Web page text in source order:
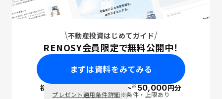
不動産投資はじめてガイド
RENOSY会員限定で無料公開中！
まずは資料をみてみる
初回面談で ポイント※50,000円分
プレゼント適用条件詳細※条件・上限あり